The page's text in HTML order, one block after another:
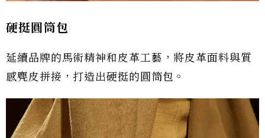
硬挺圓筒包
延續品牌的馬術精神和皮革工藝，將皮革面料與質
感麂皮拼接，打造出硬挺的圓筒包。